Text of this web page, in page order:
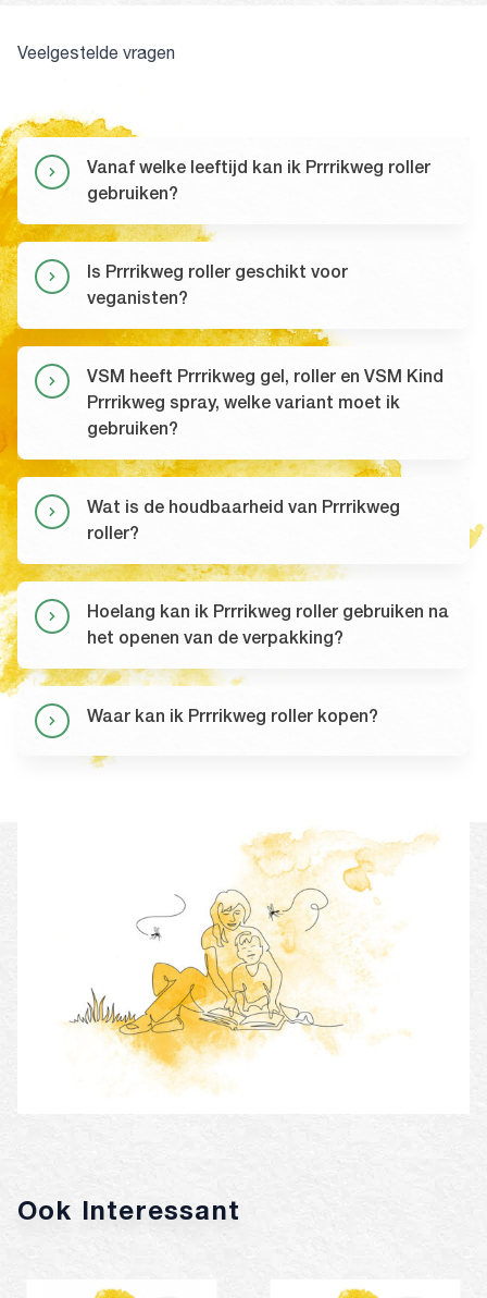
Veelgestelde vragen
Vanaf welke leeftijd kan ik Prrrikweg roller
gebruiken?
Is Prrrikweg roller geschikt voor
veganisten?
VSM heeft Prrrikweg gel, roller en VSM Kind
Prrrikweg spray, welke variant moet ik
gebruiken?
Wat is de houdbaarheid van Prrrikweg
roller?
Hoelang kan ik Prrrikweg roller gebruiken na
het openen van de verpakking?
Waar kan ik Prrrikweg roller kopen?
Ook Interessant